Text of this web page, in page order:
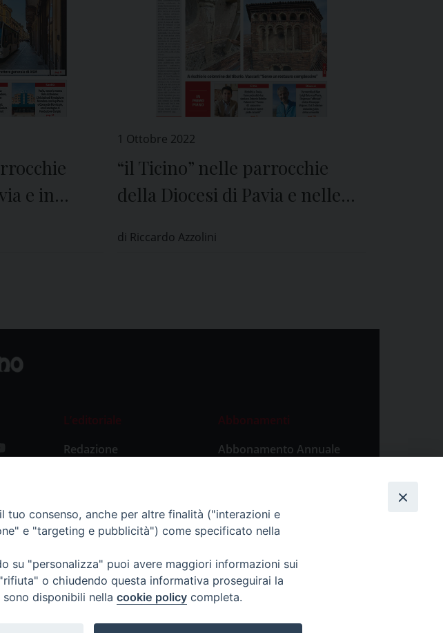
e in
1 Ottobre 2022
“il Ticino” nelle parrocchie
della Diocesi di Pavia e nelle
di Riccardo Azzolini
L’editoriale
Redazione
Abbonamenti
Abbonamento Annuale
Abbonamento Singola
consenso, anche per altre finalità ("interazioni e
e "targeting e pubblicità") come specificato nella
su "personalizza" puoi avere maggiori informazioni sui
o chiudendo questa informativa proseguirai la
disponibili nella cookie policy completa.